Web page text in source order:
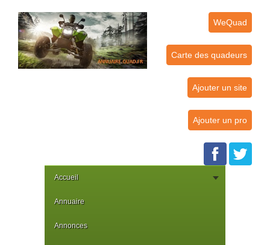
WeQuad
Carte des quadeurs
Ajouter un site
Ajouter un pro
Accueil
Annuaire
Annonces